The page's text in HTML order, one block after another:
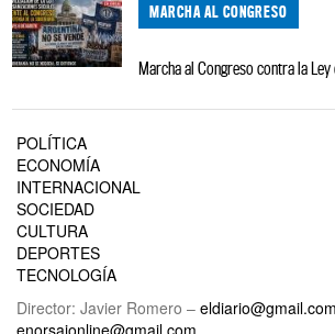
MARCHA AL CONGRESO
Marcha al Congreso contra la
POLÍTICA
ECONOMÍA
INTERNACIONAL
SOCIEDAD
CULTURA
DEPORTES
TECNOLOGÍA
Director: Javier Romero – eldiario@gmail.com
enorsaionline@gmail.com